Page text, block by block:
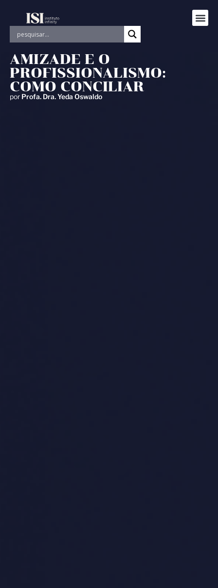
AMIZADE E O
PROFISSIONALISMO:
COMO CONCILIAR
por Profa. Dra. Yeda Oswaldo